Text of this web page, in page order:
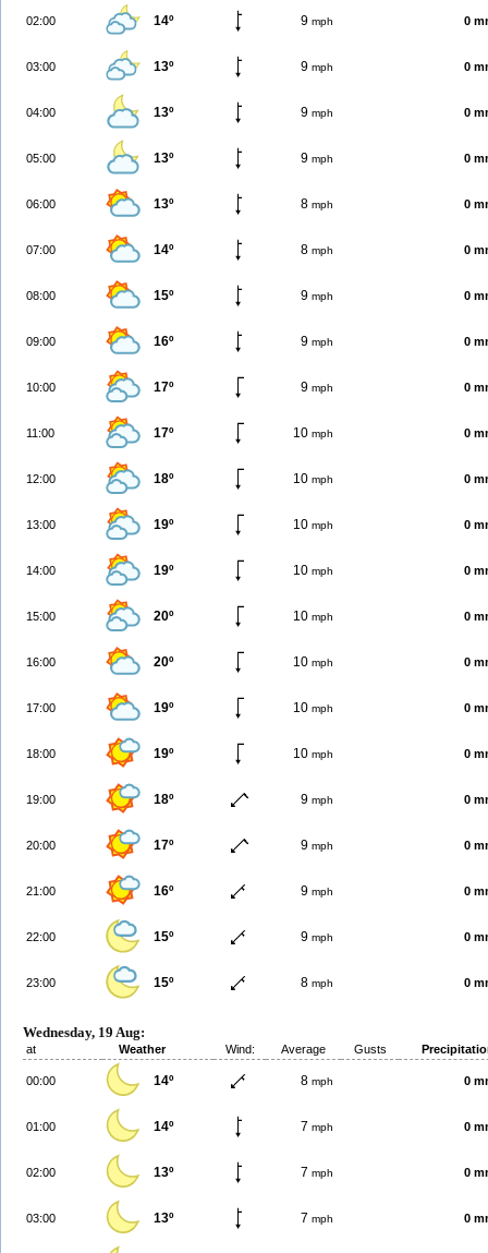
02:00 14º 9 mph 0
03:00 13º 9 mph 0
04:00 13º 9 mph 0
05:00 13º 9 mph 0
06:00 13º 8 mph 0
07:00 14º 8 mph 0
08:00 15º 9 mph 0
09:00 16º 9 mph 0
10:00 17º 9 mph 0
11:00 17º 10 mph 0
12:00 18º 10 mph 0
13:00 19º 10 mph 0
14:00 19º 10 mph 0
15:00 20º 10 mph 0
16:00 20º 10 mph 0
17:00 19º 10 mph 0
18:00 19º 10 mph 0
19:00 18º 9 mph 0
20:00 17º 9 mph 0
21:00 16º 9 mph 0
22:00 15º 9 mph 0
23:00 15º 8 mph 0
Wednesday, 19 Aug:
at Weather Wind: Average Gusts
00:00 14º 8 mph 0
01:00 14º 7 mph 0
02:00 13º 7 mph 0
03:00 13º 7 mph 0